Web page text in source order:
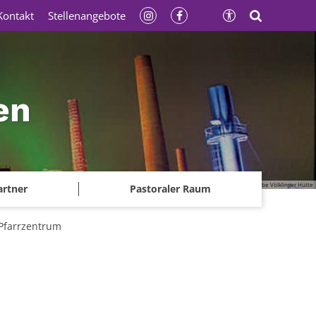
© Gerhard Kassner - Weltkulturerbe Völklinger Hütte
Pastoraler Raum
Stellenangebote